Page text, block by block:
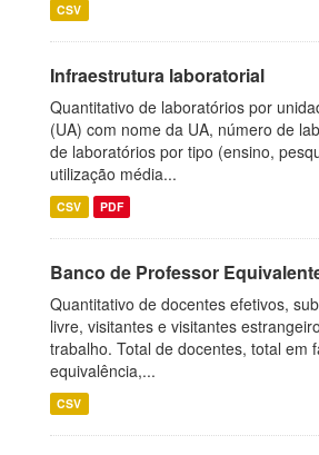
CSV
Infraestrutura laboratorial
Quantitativo de laboratórios por
(UA) com nome da UA, número de
de laboratórios por tipo (ensino,
utilização média...
CSV PDF
Banco de Professor
Quantitativo de docentes efetivos,
livre, visitantes e visitantes
trabalho. Total de docentes, total em
equivalência,...
CSV